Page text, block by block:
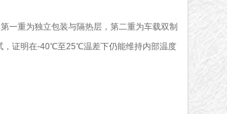
重为独立包装与隔热层，第二重为车载双制
，证明在-40℃至25℃温差下仍能维持内部温度